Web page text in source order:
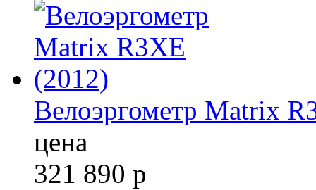
Велоэргометр Matrix
цена
321 890 р